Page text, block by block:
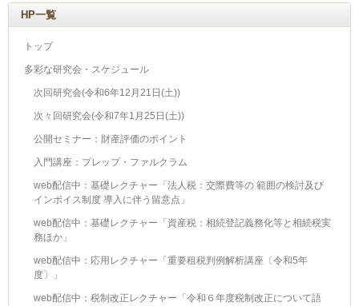
HP一覧
トップ
多彩な研究会・スケジュール
次回研究会(令和6年12月21日(土))
次々回研究会(令和7年1月25日(土))
公開セミナー：財産評価のポイント
入門講座：プレップ・ファルクラム
web配信中：基礎レクチャー「法人税：交際費等の 範囲の検討及び
インボイス制度 導入に伴う留意点」
web配信中：基礎レクチャー「資産税：相続登記義務化等と相続税実
務ほか」
web配信中：応用レクチャー「重要租税判例解析講座〔令和5年
度〕」
web配信中：税制改正レクチャー「令和６年度税制改正について語